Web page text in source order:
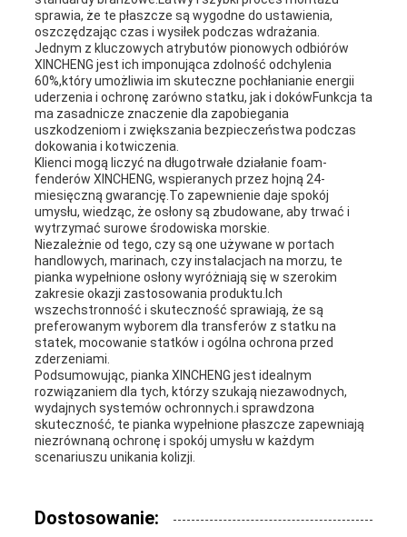
sprawia, że te płaszcze są wygodne do ustawienia,
oszczędzając czas i wysiłek podczas wdrażania.
Jednym z kluczowych atrybutów pionowych odbiórów
XINCHENG jest ich imponująca zdolność odchylenia
60%,który umożliwia im skuteczne pochłanianie energii
uderzenia i ochronę zarówno statku, jak i dokówFunkcja ta
ma zasadnicze znaczenie dla zapobiegania
uszkodzeniom i zwiększania bezpieczeństwa podczas
dokowania i kotwiczenia.
Klienci mogą liczyć na długotrwałe działanie foam-
fenderów XINCHENG, wspieranych przez hojną 24-
miesięczną gwarancję.To zapewnienie daje spokój
umysłu, wiedząc, że osłony są zbudowane, aby trwać i
wytrzymać surowe środowiska morskie.
Niezależnie od tego, czy są one używane w portach
handlowych, marinach, czy instalacjach na morzu, te
pianka wypełnione osłony wyróżniają się w szerokim
zakresie okazji zastosowania produktu.Ich
wszechstronność i skuteczność sprawiają, że są
preferowanym wyborem dla transferów z statku na
statek, mocowanie statków i ogólna ochrona przed
zderzeniami.
Podsumowując, pianka XINCHENG jest idealnym
rozwiązaniem dla tych, którzy szukają niezawodnych,
wydajnych systemów ochronnych.i sprawdzona
skuteczność, te pianka wypełnione płaszcze zapewniają
niezrównaną ochronę i spokój umysłu w każdym
scenariuszu unikania kolizji.
Dostosowanie: